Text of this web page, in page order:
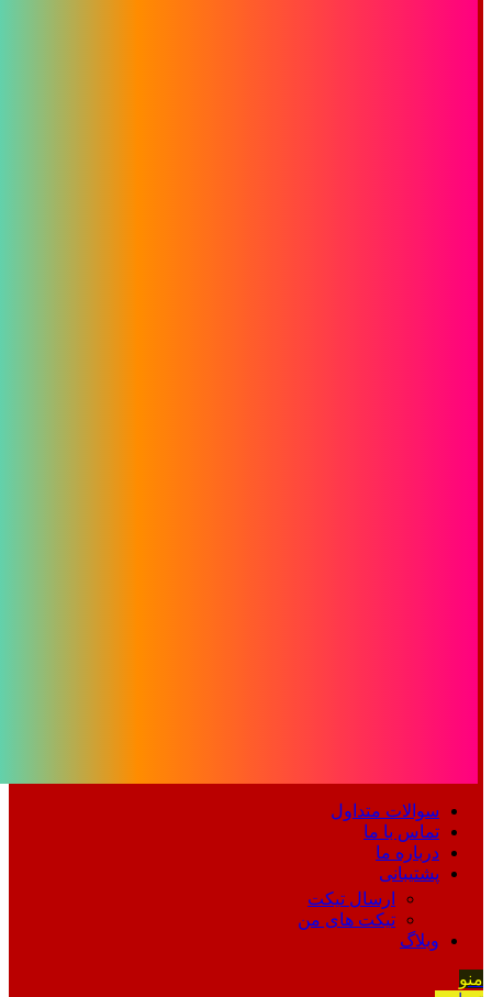
سوالات متداول
تماس با ما
درباره ما
پشتیبانی
ارسال تیکت
تیکت های من
وبلاگ
منو